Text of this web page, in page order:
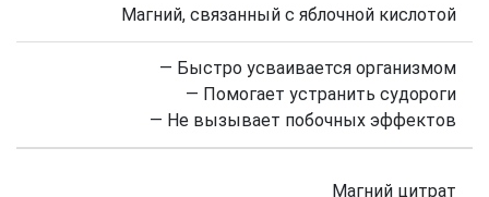
Магний, связанный с яблочной кислотой
— Быстро усваивается организмом
— Помогает устранить судороги
— Не вызывает побочных эффектов
Магний цитрат